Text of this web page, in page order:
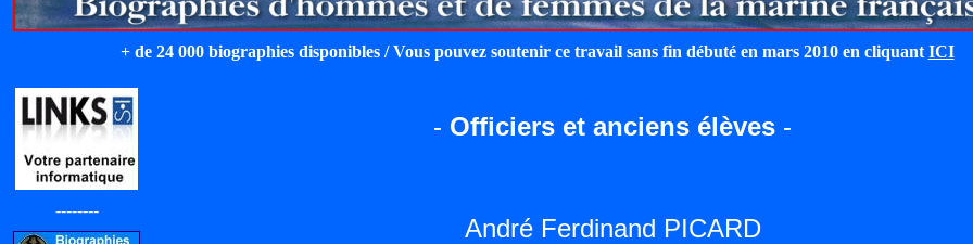
+ de 24 000 biographies disponibles / Vous pouvez soutenir ce travail sans fin débuté en mars 2010 en cliquant ICI
--------
- Officiers et anciens élèves -
André Ferdinand PICARD